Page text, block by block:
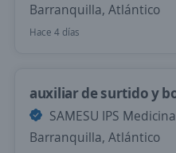
Barranquilla, Atlántico
Hace 4 días
auxiliar de surtido y
SAMESU IPS
Barranquilla, Atlántico